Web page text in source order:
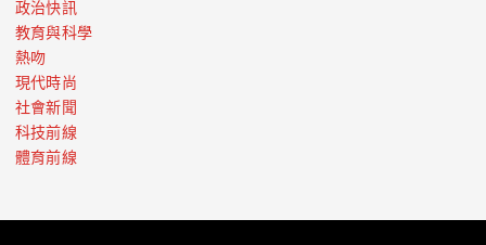
政治快訊
教育與科學
熱吻
現代時尚
社會新聞
科技前線
體育前線